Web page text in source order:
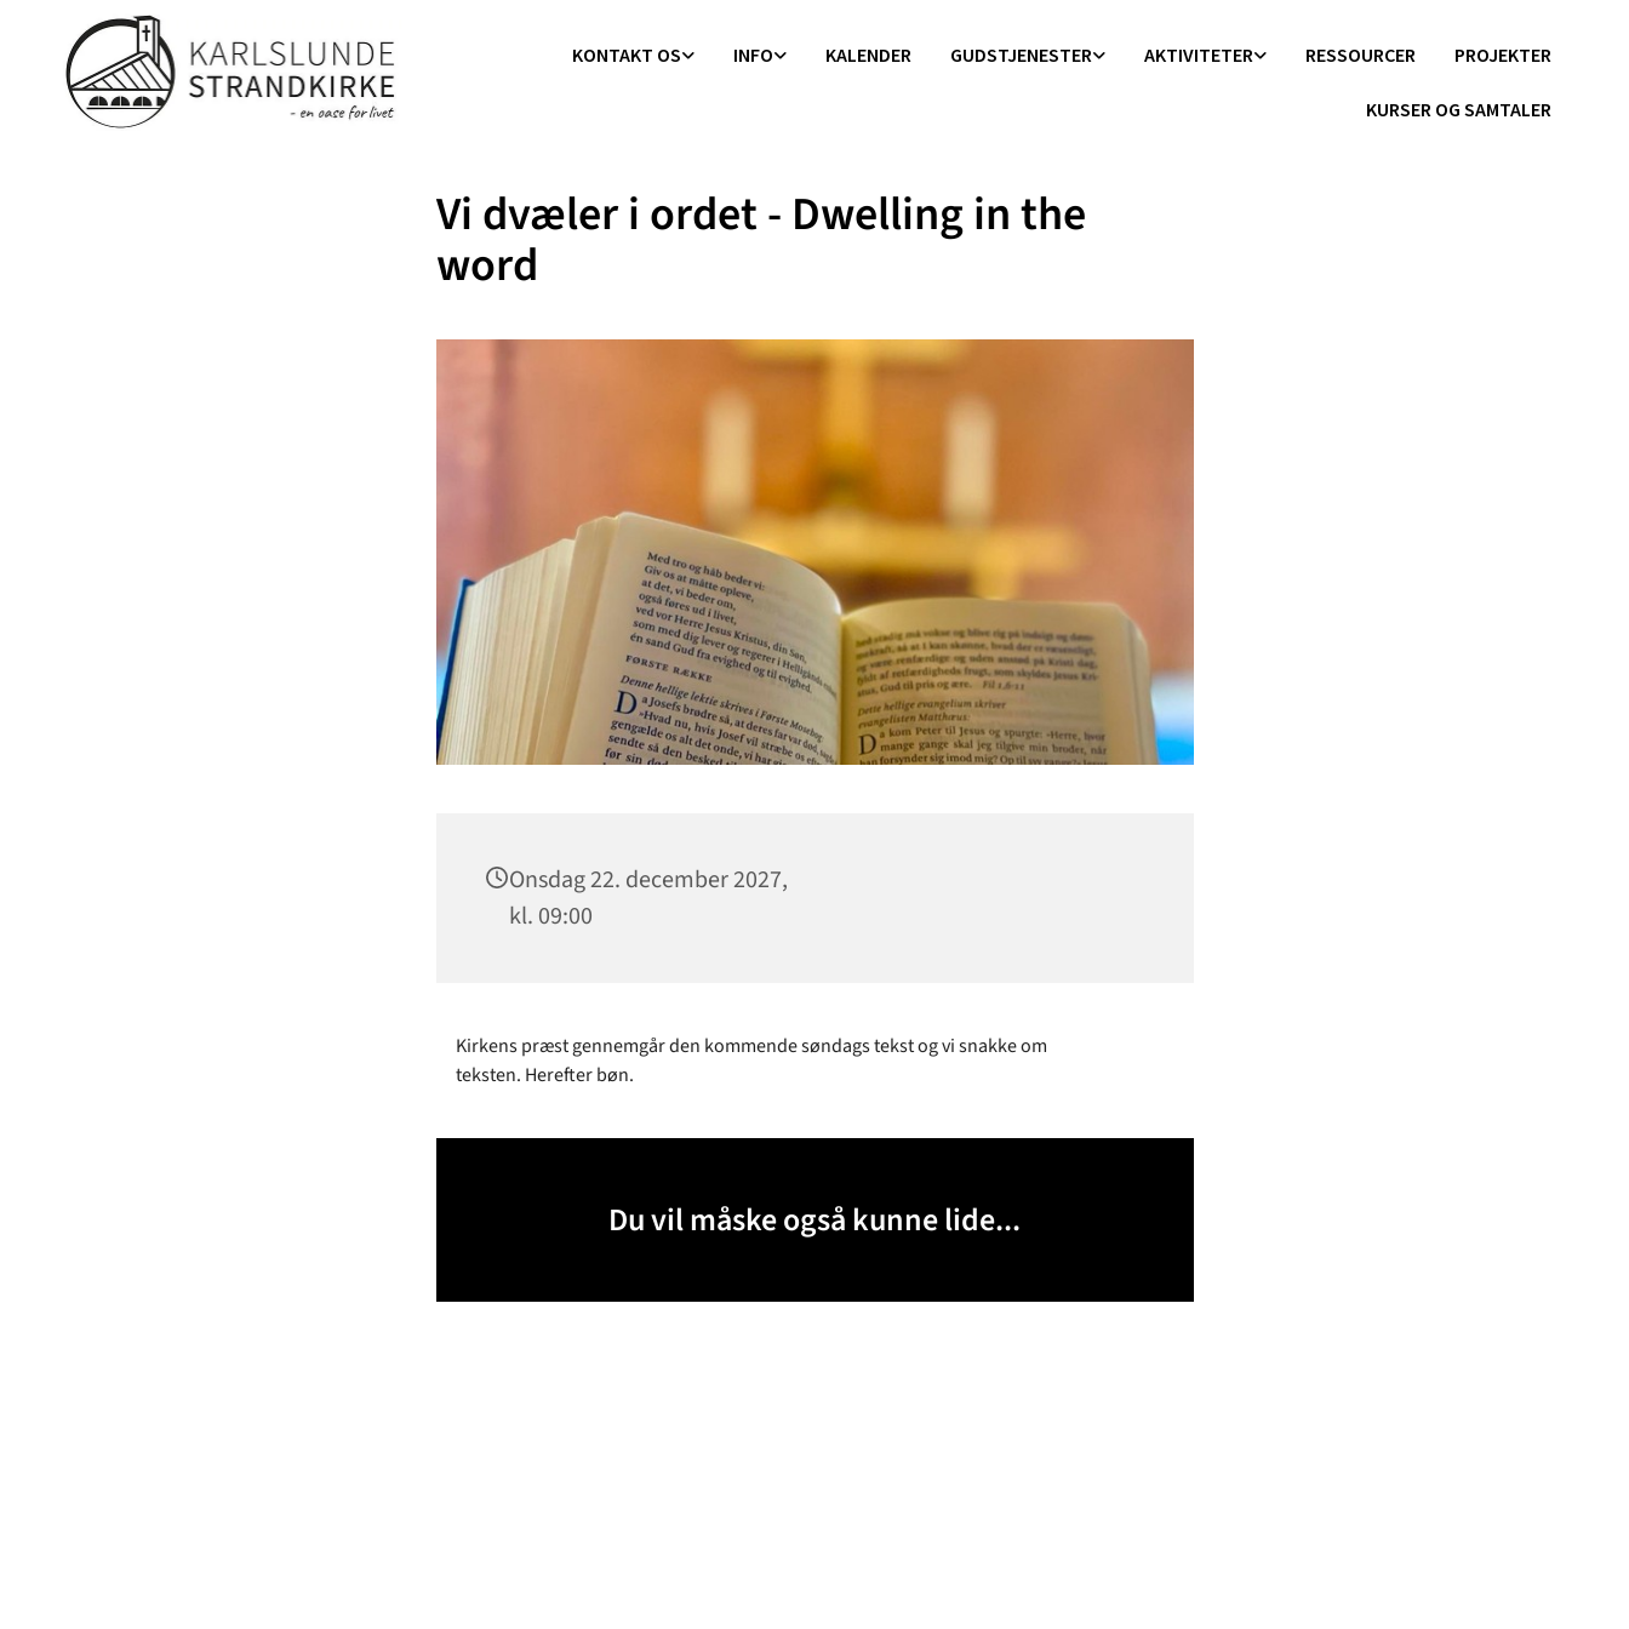
KONTAKT OS INFO KALENDER GUDSTJENESTER AKTIVITETER RESSOURCER PROJEKTER
KURSER OG SAMTALER
Vi dvæler i ordet - Dwelling in the
word
Onsdag 22. december 2027,
kl. 09:00
Kirkens præst gennemgår den kommende søndags tekst og vi snakke om
teksten. Herefter bøn.
Du vil måske også kunne lide...